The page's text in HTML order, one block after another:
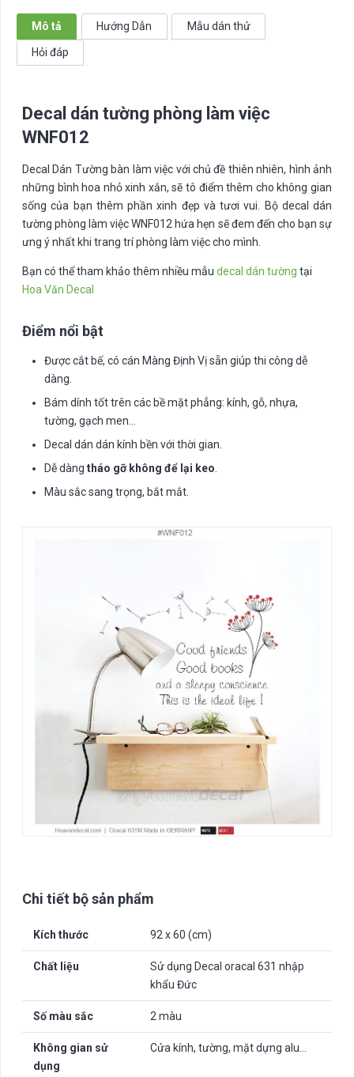
WNF012
số
lượng
Mô tả Hướng Dẫn Mẫu dán thử
Hỏi đáp
Decal dán tường phòng làm việc
WNF012
Decal Dán Tường bàn làm việc với chủ đề thiên nhiên, hình ảnh
những bình hoa nhỏ xinh xắn, sẽ tô điểm thêm cho không gian
sống của bạn thêm phần xinh đẹp và tươi vui. Bộ decal dán
tường phòng làm việc WNF012 hứa hẹn sẽ đem đến cho bạn sự
ưng ý nhất khi trang trí phòng làm việc cho mình.
Bạn có thể tham khảo thêm nhiều mẫu decal dán tường tại
Hoa Văn Decal
Điểm nổi bật
Được cắt bế, có cán Màng Định Vị sẵn giúp thi công dễ
dàng.
Bám dính tốt trên các bề mặt phẳng: kính, gỗ, nhựa,
tường, gạch men…
Decal dán dán kính bền với thời gian.
Dễ dàng tháo gỡ không để lại keo.
Màu sắc sang trọng, bắt mắt.
Chi tiết bộ sản phẩm
Kích thước 92 x 60 (cm)
Chất liệu
Sử dụng Decal oracal 631 nhập
khẩu Đức
Số màu sắc 2 màu
Không gian sử
dụng
Cửa kính, tường, mặt dựng alu…